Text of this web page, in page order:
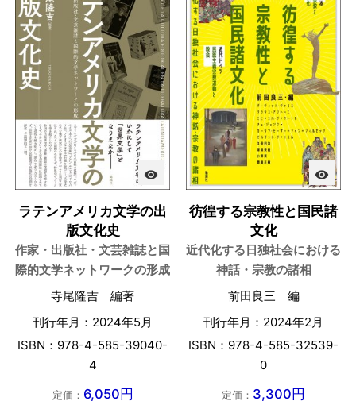
visibility
ラテンアメリカ文学の出
版文化史
作家・出版社・文芸雑誌と国
際的文学ネットワークの形成
寺尾隆吉 編著
刊行年月：2024年5月
ISBN：978-4-585-39040-
4
定価： 6,050円
visibility
彷徨する宗教性と国民諸
文化
近代化する日独社会における
神話・宗教の諸相
前田良三 編
刊行年月：2024年2月
ISBN：978-4-585-32539-
0
定価： 3,300円